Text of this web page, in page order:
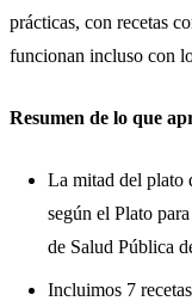
prácticas, con recetas
funcionan incluso con
Resumen de lo que
La mitad del plato
según el Plato
de Salud Pública
Incluimos 7